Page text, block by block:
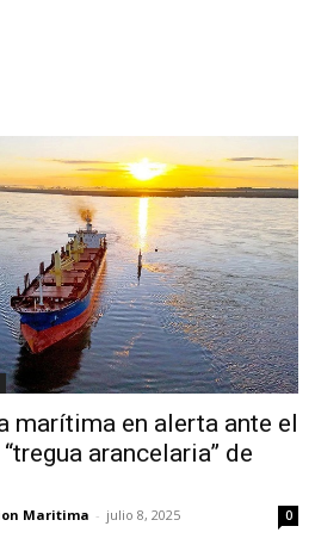
marítima en alerta ante el
arancelaria” de
Maritima - julio 8, 2025 0